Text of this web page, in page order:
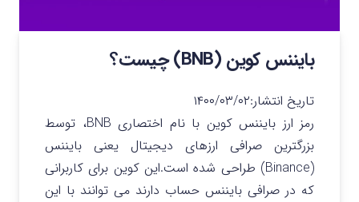
بایننس کوین (BNB) چیست؟
تاریخ انتشار:۱۴۰۰/۰۳/۰۲
رمز ارز بایننس کوین با نام اختصاری BNB، توسط
بزرگترین صرافی ارزهای دیجیتال یعنی بایننس
(Binance) طراحی شده است.این کوین برای کاربرانی
که در صرافی بایننس حساب دارند می توانند با این